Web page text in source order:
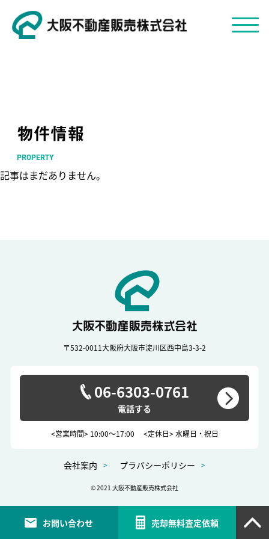
お問い合わせ 売却無料査定依頼
物件情報
PROPERTY
記事はまだありません。
〒532-0011大阪府大阪市淀川区西中島3-3-2
06-6303-0761
<営業時間> 10:00～17:00 <定休日> 水曜日・祝日
会社案内 プラバシーポリシー
© 2021 大阪不動産販売株式会社